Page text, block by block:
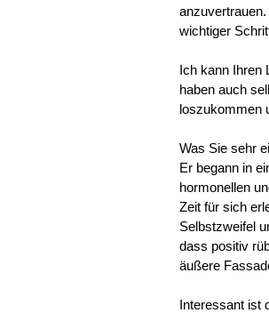
wichtiger
Ich kann Ihren
haben auch
loszukommen
Was Sie sehr
Er begann in
hormonellen
Zeit für sich
Selbstzweifel
dass positiv
äußere
Interessant ist